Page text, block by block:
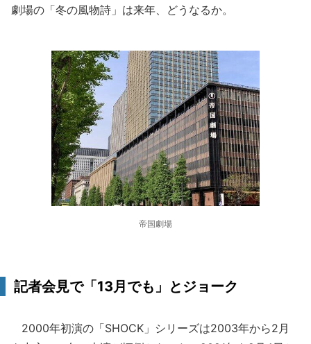
劇場の「冬の風物詩」は来年、どうなるか。
帝国劇場
記者会見で「13月でも」とジョーク
2000年初演の「SHOCK」シリーズは2003年から2月